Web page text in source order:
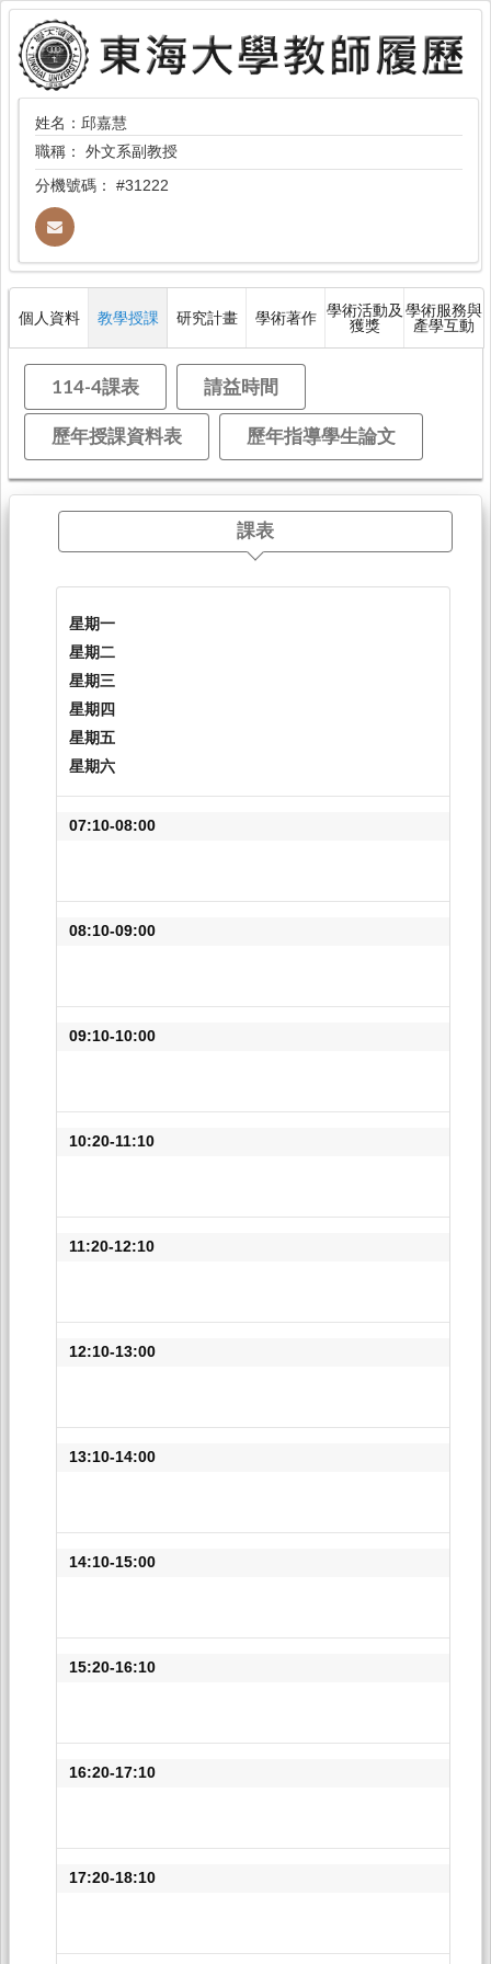
姓名：邱嘉慧
職稱： 外文系副教授
分機號碼： #31222
個人資料 教學授課 研究計畫 學術著作 學術活動及
獲獎
學術服務與
產學互動
114-4課表 請益時間
歷年授課資料表 歷年指導學生論文
課表
星期一
星期二
星期三
星期四
星期五
星期六
07:10-08:00
08:10-09:00
09:10-10:00
10:20-11:10
11:20-12:10
12:10-13:00
13:10-14:00
14:10-15:00
15:20-16:10
16:20-17:10
17:20-18:10